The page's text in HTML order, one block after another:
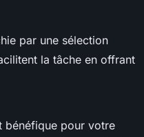
par une sélection
la tâche en offrant
bénéfique pour votre